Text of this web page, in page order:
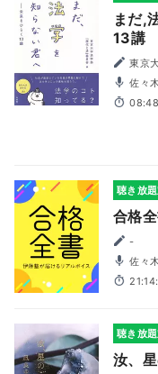
まだ,
13講
東京
佐々
聴き放
合格
-
佐々
聴き放
汝、